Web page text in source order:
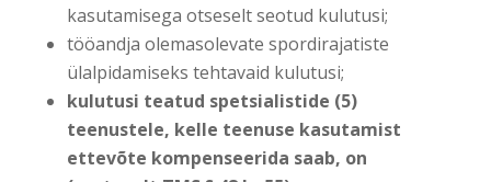
kasutamisega otseselt seotud kulutusi;
tööandja olemasolevate spordirajatiste
ülalpidamiseks tehtavaid kulutusi;
kulutusi teatud spetsialistide (5)
teenustele, kelle teenuse kasutamist
ettevõte kompenseerida saab, on